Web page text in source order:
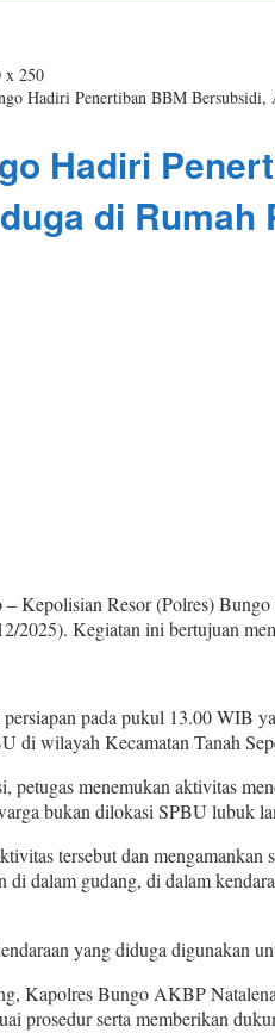
Hadiri Penertiban BBM
Hadiri
di Rumah
Kepolisian Resor (Polres)
2025). Kegiatan ini bertujuan
pada pukul 13.00 WIB
di wilayah Kecamatan Tanah
petugas menemukan aktivitas
bukan dilokasi SPBU lubuk
tersebut dan
di dalam gudang, di dalam
yang diduga digunakan
Kapolres Bungo AKBP
prosedur serta memberikan